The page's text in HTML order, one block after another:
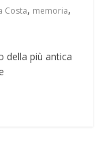
Costa, memoria,
della più antica